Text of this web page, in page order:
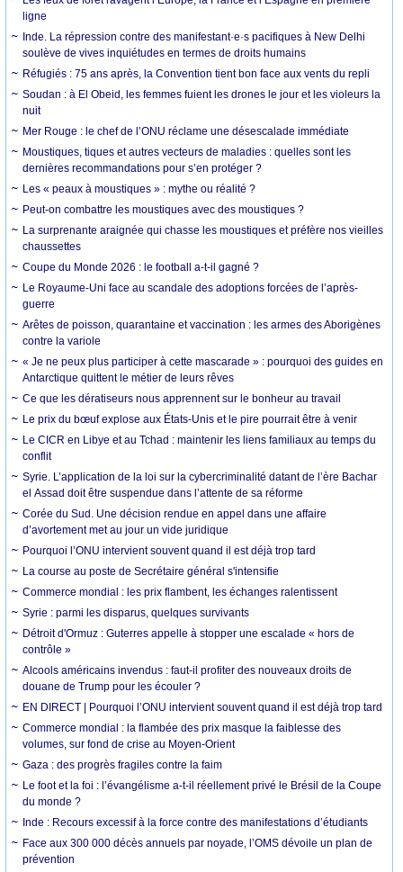
ligne
Inde. La répression contre des manifestant·e·s pacifiques à New Delhi
soulève de vives inquiétudes en termes de droits humains
Réfugiés : 75 ans après, la Convention tient bon face aux vents du repli
Soudan : à El Obeid, les femmes fuient les drones le jour et les violeurs la
nuit
Mer Rouge : le chef de l’ONU réclame une désescalade immédiate
Moustiques, tiques et autres vecteurs de maladies : quelles sont les
dernières recommandations pour s’en protéger ?
Les « peaux à moustiques » : mythe ou réalité ?
Peut-on combattre les moustiques avec des moustiques ?
La surprenante araignée qui chasse les moustiques et préfère nos vieilles
chaussettes
Coupe du Monde 2026 : le football a-t-il gagné ?
Le Royaume-Uni face au scandale des adoptions forcées de l’après-
guerre
Arêtes de poisson, quarantaine et vaccination : les armes des Aborigènes
contre la variole
« Je ne peux plus participer à cette mascarade » : pourquoi des guides en
Antarctique quittent le métier de leurs rêves
Ce que les dératiseurs nous apprennent sur le bonheur au travail
Le prix du bœuf explose aux États-Unis et le pire pourrait être à venir
Le CICR en Libye et au Tchad : maintenir les liens familiaux au temps du
conflit
Syrie. L’application de la loi sur la cybercriminalité datant de l’ère Bachar
el Assad doit être suspendue dans l’attente de sa réforme
Corée du Sud. Une décision rendue en appel dans une affaire
d’avortement met au jour un vide juridique
Pourquoi l’ONU intervient souvent quand il est déjà trop tard
La course au poste de Secrétaire général s'intensifie
Commerce mondial : les prix flambent, les échanges ralentissent
Syrie : parmi les disparus, quelques survivants
Détroit d'Ormuz : Guterres appelle à stopper une escalade « hors de
contrôle »
Alcools américains invendus : faut-il profiter des nouveaux droits de
douane de Trump pour les écouler ?
EN DIRECT | Pourquoi l’ONU intervient souvent quand il est déjà trop tard
Commerce mondial : la flambée des prix masque la faiblesse des
volumes, sur fond de crise au Moyen-Orient
Gaza : des progrès fragiles contre la faim
Le foot et la foi : l’évangélisme a-t-il réellement privé le Brésil de la Coupe
du monde ?
Inde : Recours excessif à la force contre des manifestations d’étudiants
Face aux 300 000 décès annuels par noyade, l’OMS dévoile un plan de
prévention